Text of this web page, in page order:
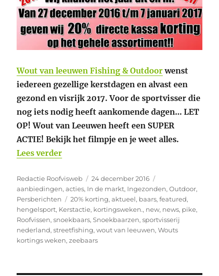
Wout van leeuwen Fishing & Outdoorwenst
iedereen gezellige kerstdagen en alvast een
gezond en visrijk 2017. Voor de sportvisser die
nog iets nodig heeft aankomende dagen… LET
OP! Wout van Leeuwen heeft een SUPER
ACTIE! Bekijk het filmpje en je weet alles.
Lees verder“Vanaf 27 december 20% directe
Auteur
Redactie Roofvisweb
Geplaatst
op
24 december 2016
aanbiedingen,acties, In de markt, Ingezonden,Outdoor,
Persberichten
Tags
20% korting,aktueel, baars,featured,
hengelsport, Kerstactie, kortingsweken., new, news, pike,
Roofvissen,snoekbaars,Snoekbaarzen,sportvisserij
nederland,streetfishing,wout van leeuwen,Wouts
kortings weken,zeebaars